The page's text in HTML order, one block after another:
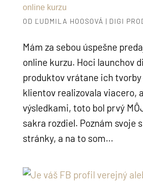
online kurzu
OD ĽUDMILA HOOSOVÁ | DIGI
Mám za sebou úspešne
online kurzu. Hoci launchov
produktov vrátane ich tvorby
klientov realizovala viacero,
výsledkami, toto bol prvý
sakra rozdiel. Poznám svoje
stránky, a na to som...